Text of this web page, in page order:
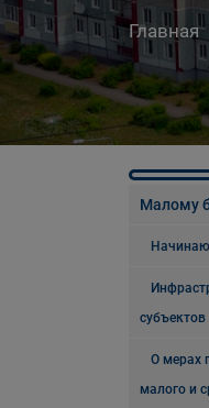
Главная
Малому
О мерах
малого и